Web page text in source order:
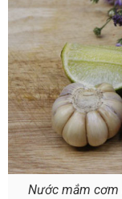
Nước mắm cơm